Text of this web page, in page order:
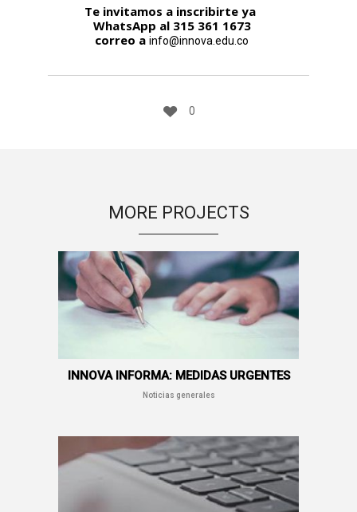
Te invitamos a inscribirte ya
WhatsApp al 315 361 1673
correo ainfo@innova.edu.co
0
MORE PROJECTS
INNOVA INFORMA: MEDIDAS URGENTES
Noticias generales